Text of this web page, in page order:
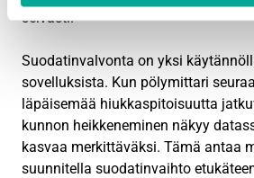
selvästi.
Suodatinvalvonta on yksi
sovelluksista. Kun pölymittari
läpäisemää hiukkaspitoisuutta
kunnon heikkeneminen näkyy
kasvaa merkittäväksi. Tämä antaa
suunnitella suodatinvaihto